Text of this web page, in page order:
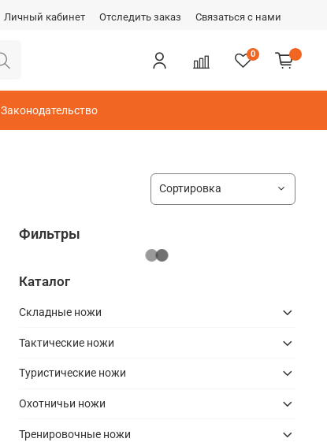
Личный кабинет Отследить заказ Связаться с нами
0
Законодательство
Фильтры
Каталог
Складные ножи
Тактические ножи
Туристические ножи
Охотничьи ножи
Тренировочные ножи